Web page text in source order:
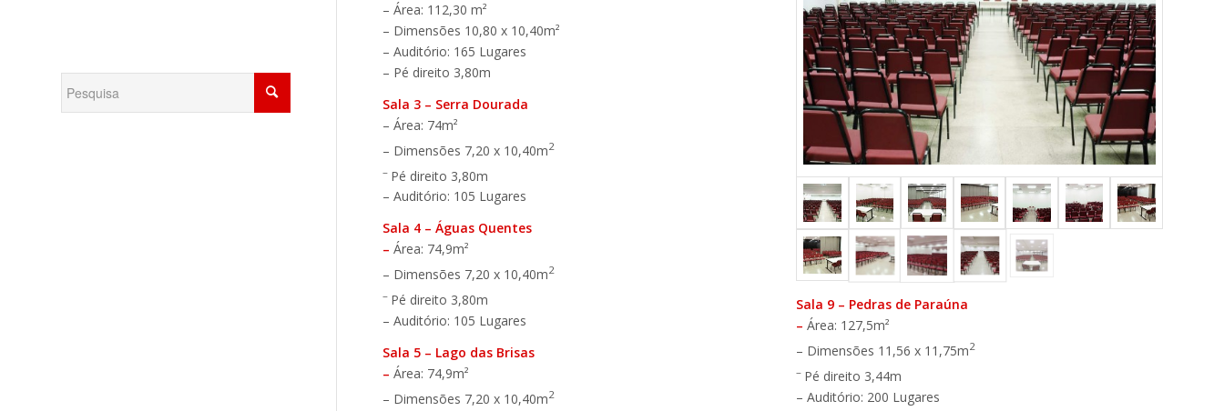
– Área: 112,30 m²
– Dimensões 10,80 x 10,40m²
– Auditório: 165 Lugares
– Pé direito 3,80m
Sala 3 – Serra Dourada
– Área: 74m²
– Dimensões 7,20 x 10,40m2
– Pé direito 3,80m
– Auditório: 105 Lugares
Sala 4 – Águas Quentes
– Área: 74,9m²
– Dimensões 7,20 x 10,40m2
– Pé direito 3,80m
– Auditório: 105 Lugares
Sala 5 – Lago das Brisas
– Área: 74,9m²
– Dimensões 7,20 x 10,40m2
Sala 9 – Pedras de Paraúna
– Área: 127,5m²
– Dimensões 11,56 x 11,75m2
– Pé direito 3,44m
– Auditório: 200 Lugares